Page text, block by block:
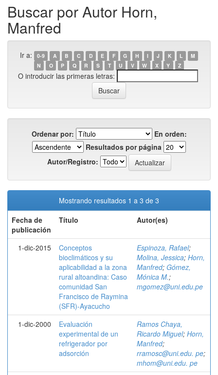
Buscar por Autor Horn,
Manfred
Ir a: 0-9 A B C D E F G H I J K L
M
N
O P Q R S T U V W X Y Z
O introducir las primeras letras:
Ordenar por:
En orden:
Resultados por página
Autor/Registro:
Mostrando resultados 1 a 3 de 3
Fecha de
publicación
Título Autor(es)
1-dic-2015
Conceptos
bioclimáticos y su
aplicabilidad a la zona
rural altoandina: Caso
comunidad San
Francisco de Raymina
(SFR)-Ayacucho
Espinoza, Rafael;
Molina, Jessica; Horn,
Manfred; Gómez,
Mónica M.;
mgomez@uni.edu.pe
1-dic-2000
Evaluación
experimental de un
refrigerador por
adsorción
Ramos Chaya,
Ricardo Miguel; Horn,
Manfred;
rramosc@uni.edu. pe;
mhom@uni.edu. pe